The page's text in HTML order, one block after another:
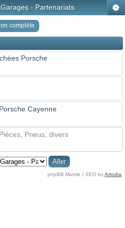
- Partenariats
compléte
Porsche
Cayenne
Pneus, divers
phpBB Mobile / SEO byArtodia